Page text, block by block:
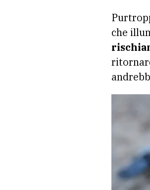
che